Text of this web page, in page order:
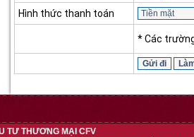
Hình thức thanh toán
* Các
TƯ THƯƠNG MẠI CFV